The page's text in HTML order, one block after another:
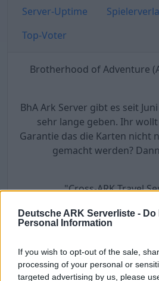
Deutsche ARK Serverliste -
Personal Information
If you wish to opt-out of the sale,
processing of your personal or
targeted advertising by us, please
Server-Uptime
Top-Voter
Brotherhood of Adventure
BhA Ark Server gibt es seit
sehr lange geben. Ihr
Garantie das die Karten nicht
gemacht werden?
"Cross-ARK Travel
Center